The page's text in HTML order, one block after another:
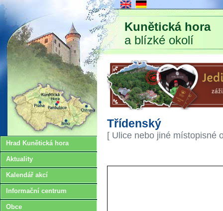
Kunětická hora
a blízké okolí
Hrad Kunětická hora
Aktuality
Kalendář akcí
Informační centrum
Obce
Třídenský
[ Ulice nebo jiné místopisné